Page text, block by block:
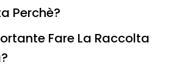
Perchè?
Fare La Raccolta